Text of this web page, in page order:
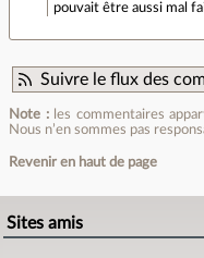
pouvait être aussi mal
Suivre le flux des
Note :les commentaires
Nous n’en sommes pas
Revenir en haut de page
Sites amis